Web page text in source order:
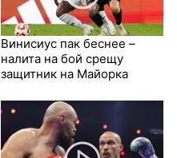
Винисиус пак беснее –
налита на бой срещу
защитник на Майорка